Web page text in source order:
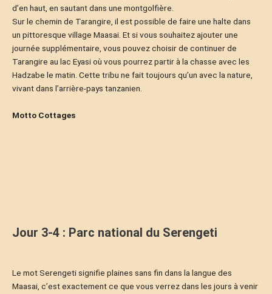
d’en haut, en sautant dans une montgolfière.
Sur le chemin de Tarangire, il est possible de faire une halte dans
un pittoresque village Maasai. Et si vous souhaitez ajouter une
journée supplémentaire, vous pouvez choisir de continuer de
Tarangire au lac Eyasi où vous pourrez partir à la chasse avec les
Hadzabe le matin. Cette tribu ne fait toujours qu’un avec la nature,
vivant dans l’arrière-pays tanzanien.
Motto Cottages
Jour 3-4 : Parc national du Serengeti
Le mot Serengeti signifie plaines sans fin dans la langue des
Maasai, c’est exactement ce que vous verrez dans les jours à venir